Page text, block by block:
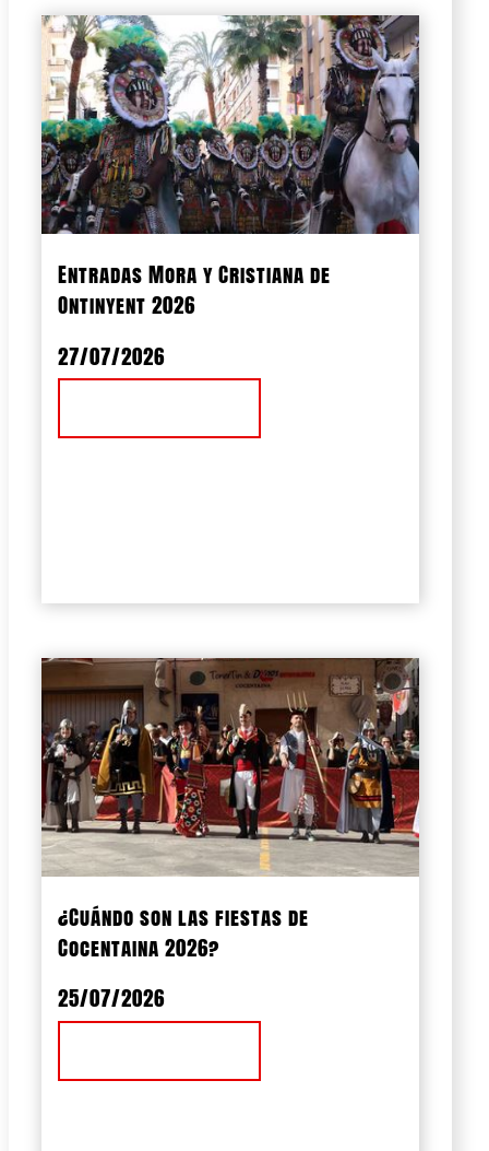
Entradas Mora y Cristiana de
Ontinyent 2026
27/07/2026
¿Cuándo son las fiestas de
Cocentaina 2026?
25/07/2026